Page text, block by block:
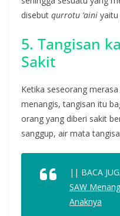
disebut qurrotu ‘aini
5. Tangisan
Sakit
Ketika seseorang
menangis, tangisan itu
orang yang diberi sakit
sanggup, air mata
|| BACA
SAW
Anaknya